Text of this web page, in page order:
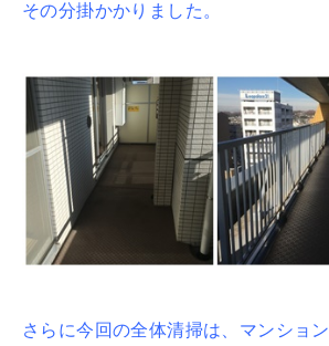
その分掛かかりました。
さらに今回の全体清掃は、マンショ